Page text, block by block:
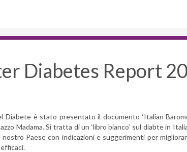
Diabetes Report
Diabete è stato presentato il documento ‘Italian
Madama. Si tratta di un ‘libro bianco’ sul diabte in
Paese con indicazioni e suggerimenti per